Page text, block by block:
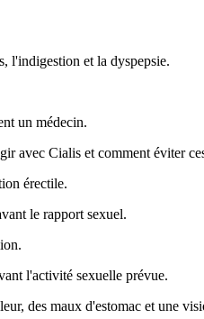
l'indigestion et la dyspepsie.
un médecin.
avec Cialis et comment éviter
érectile.
le rapport sexuel.
l'activité sexuelle prévue.
des maux d'estomac et une